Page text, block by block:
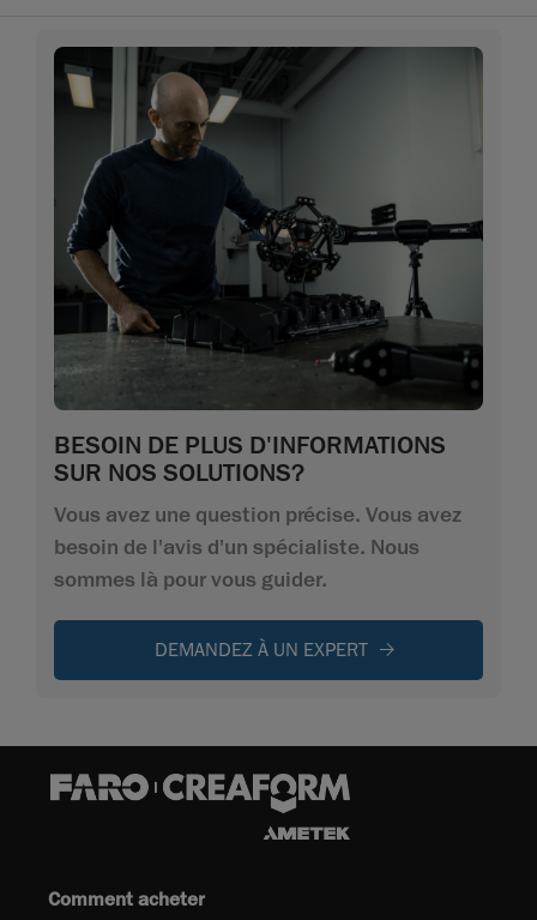
BESOIN DE PLUS D'INFORMATIONS
SUR NOS SOLUTIONS?
Vous avez une question précise. Vous avez
besoin de l'avis d'un spécialiste. Nous
sommes là pour vous guider.
DEMANDEZ À UN EXPERT
Comment acheter